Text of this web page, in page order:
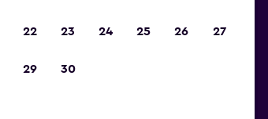
22 23 24 25 26 27
29 30